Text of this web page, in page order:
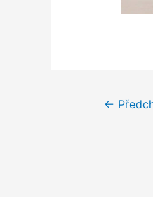
←